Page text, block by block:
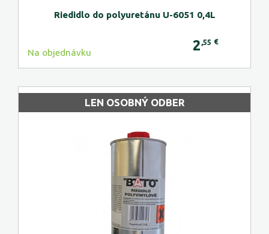
Riedidlo do polyuretánu U-6051 0,4L
Na objednávku 2 ,55 €
LEN OSOBNÝ ODBER